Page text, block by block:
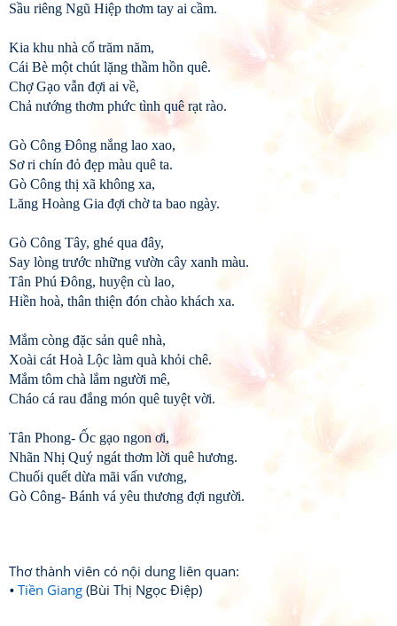
Sầu riêng Ngũ Hiệp thơm tay ai cầm.
Kia khu nhà cổ trăm năm,
Cái Bè một chút lặng thầm hồn quê.
Chợ Gạo vẫn đợi ai về,
Chả nướng thơm phức tình quê rạt rào.
Gò Công Đông nắng lao xao,
Sơ ri chín đỏ đẹp màu quê ta.
Gò Công thị xã không xa,
Lăng Hoàng Gia đợi chờ ta bao ngày.
Gò Công Tây, ghé qua đây,
Say lòng trước những vườn cây xanh màu.
Tân Phú Đông, huyện cù lao,
Hiền hoà, thân thiện đón chào khách xa.
Mắm còng đặc sản quê nhà,
Xoài cát Hoà Lộc làm quà khỏi chê.
Mắm tôm chà lắm người mê,
Cháo cá rau đắng món quê tuyệt vời.
Tân Phong- Ốc gạo ngon ơi,
Nhãn Nhị Quý ngát thơm lời quê hương.
Chuối quết dừa mãi vấn vương,
Gò Công- Bánh vá yêu thương đợi người.
Thơ thành viên có nội dung liên quan:
Tiền Giang (Bùi Thị Ngọc Điệp)